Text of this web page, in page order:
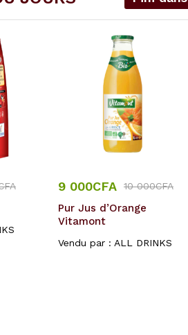
9 000CFA 10 000CFA
Pur Jus d’Orange
Vitamont
Vendu par : ALL DRINKS